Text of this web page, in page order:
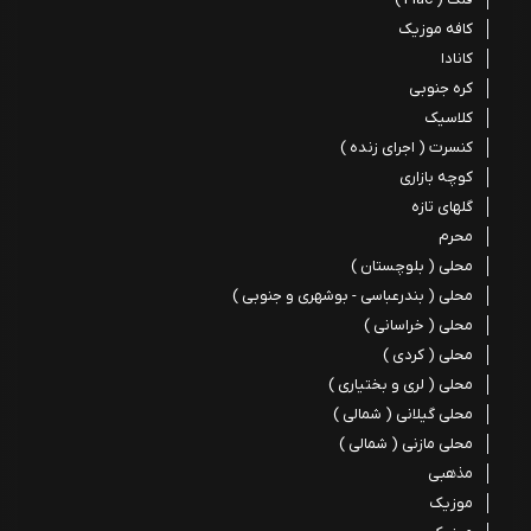
کافه موزیک
کانادا
کره جنوبی
کلاسیک
کنسرت ( اجرای زنده )
کوچه بازاری
گلهای تازه
محرم
محلی ( بلوچستان )
محلی ( بندرعباسی - بوشهری و جنوبی )
محلی ( خراسانی )
محلی ( کردی )
محلی ( لری و بختیاری )
محلی گیلانی ( شمالی )
محلی مازنی ( شمالی )
مذهبی
موزیک